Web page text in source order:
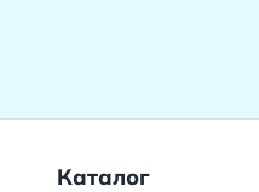
Каталог